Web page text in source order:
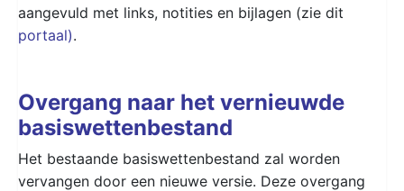
aangevuld met links, notities en bijlagen (zie dit
portaal).
Overgang naar het vernieuwde
basiswettenbestand
Het bestaande basiswettenbestand zal worden
vervangen door een nieuwe versie. Deze overgang